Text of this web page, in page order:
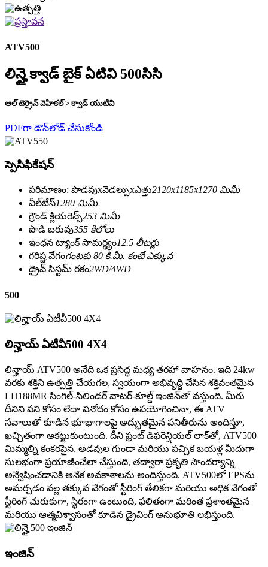
ATV500
లిన్హై క్వాడ్ బైక్ ఏటివి 500సిసి
ఆల్ టెర్రైన్ వెహికల్ > క్వాడ్ యుటివి
PDFగా డౌన్‌లోడ్ చేసుకోండి
స్పెసిఫికేషన్
పరిమాణం: పొడవుxవెడల్పుxఎత్తు2120x1185x1270 మిమీ
వీల్‌బేస్1280 మిమీ
గ్రౌండ్ క్లియరెన్స్253 మిమీ
పొడి బరువు355 కిలోలు
ఇంధన ట్యాంక్ సామర్థ్యం12.5 లీటర్లు
గరిష్ట వేగంగంటకు 80 కి.మీ. కంటే ఎక్కువ
డ్రైవ్ సిస్టమ్ రకం2WD/4WD
500
లిన్హాయ్ ఏటీవీ500 4X4
లిన్హాయ్ ATV500 అనేది ఒక ప్రసిద్ధ మధ్య తరహా వాహనం. ఇది 24kw
వరకు శక్తిని ఉత్పత్తి చేయగల, స్వయంగా అభివృద్ధి చేసిన శక్తివంతమైన
LH188MR సింగిల్-సిలిండర్ వాటర్-కూల్డ్ ఇంజిన్‌తో వస్తుంది. మీరు
దీనిని పని కోసం లేదా వినోదం కోసం ఉపయోగించినా, ఈ ATV
సవాలుతో కూడిన భూభాగాలపై అద్భుతమైన పనితీరును అందిస్తూ,
ఖచ్చితంగా ఆకట్టుకుంటుంది. దీని ఫ్రంట్ డిఫరెన్షియల్ లాక్‌తో, ATV500
మిమ్మల్ని కంకరపైన, అడవుల గుండా మరియు పచ్చిక బయళ్ల మీదుగా
సులభంగా ప్రయాణించేలా చేస్తుంది, తద్వారా ప్రకృతి సౌందర్యాన్ని
అన్వేషించడానికి అనేక అవకాశాలను అందిస్తుంది. ATV500లో EPSను
అమర్చడం వల్ల తక్కువ వేగంతో స్టీరింగ్ తేలికగా మరియు అధిక వేగంతో
స్టీరింగ్ చురుకుగా, స్థిరంగా ఉంటుంది, ఫలితంగా మరింత ప్రశాంతమైన
మరియు ఆత్మవిశ్వాసంతో కూడిన డ్రైవింగ్ అనుభూతి లభిస్తుంది.
ఇంజిన్